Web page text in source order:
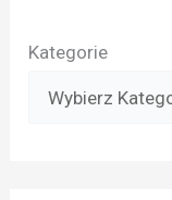
Kategorie